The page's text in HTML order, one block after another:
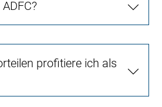
profitiere ich als